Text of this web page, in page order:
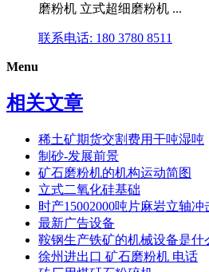
磨粉机 立式超细磨粉机 ...
联系电话: 180 3780 8511
Menu
相关文章
稀土矿期货交割费用干吨湿吨
制砂-发展前景
矿石磨粉机的机构运动简图
立式二氧化硅基础
时产15002000吨片麻岩立轴
最新广告设备
鞍钢生产铁矿的机械设备是什
徐州进出口 矿石磨粉机 电话